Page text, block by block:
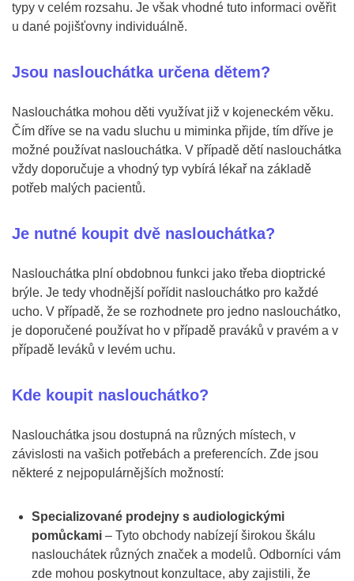
typy v celém rozsahu. Je však vhodné tuto informaci ověřit
u dané pojišťovny individuálně.
Jsou naslouchátka určena dětem?
Naslouchátka mohou děti využívat již v kojeneckém věku.
Čím dříve se na vadu sluchu u miminka přijde, tím dříve je
možné používat naslouchátka. V případě dětí naslouchátka
vždy doporučuje a vhodný typ vybírá lékař na základě
potřeb malých pacientů.
Je nutné koupit dvě naslouchátka?
Naslouchátka plní obdobnou funkci jako třeba dioptrické
brýle. Je tedy vhodnější pořídit naslouchátko pro každé
ucho. V případě, že se rozhodnete pro jedno naslouchátko,
je doporučené používat ho v případě praváků v pravém a v
případě leváků v levém uchu.
Kde koupit naslouchátko?
Naslouchátka jsou dostupná na různých místech, v
závislosti na vašich potřebách a preferencích. Zde jsou
některé z nejpopulárnějších možností:
Specializované prodejny s audiologickými
pomůckami – Tyto obchody nabízejí širokou škálu
naslouchátek různých značek a modelů. Odborníci vám
zde mohou poskytnout konzultace, aby zajistili, že